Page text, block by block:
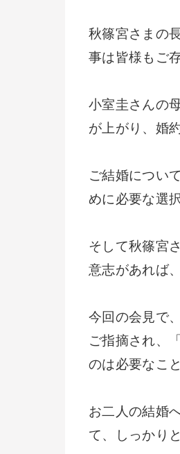
秋篠宮さまの
事は皆様もご
小室圭さんの
が上がり、婚
ご結婚につい
めに必要な選
そして秋篠宮
意志があれば
今回の会見で
ご指摘され、
のは必要なこ
お二人の結婚
て、しっかり